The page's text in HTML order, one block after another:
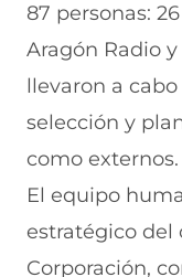
87 personas:
Aragón Radio
llevaron a
selección y
como externos.
El equipo
estratégico del
Corporación,